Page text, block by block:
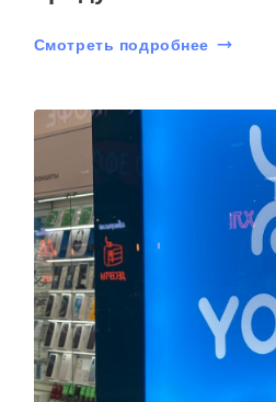
Смотреть подробнее